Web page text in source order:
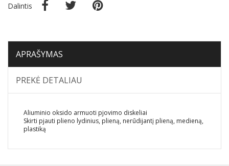
Dalintis
APRAŠYMAS
PREKĖ DETALIAU
Aliuminio oksido armuoti pjovimo diskeliai
Skirti pjauti plieno lydinius, plieną, nerūdijantį plieną, medieną,
plastiką